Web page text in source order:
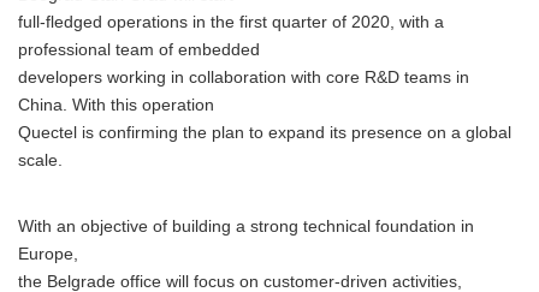
full-fledged operations in the first quarter of 2020, with a
professional team of embedded
developers working in collaboration with core R&D teams in
China. With this operation
Quectel is confirming the plan to expand its presence on a global
scale.
With an objective of building a strong technical foundation in
Europe,
the Belgrade office will focus on customer-driven activities,